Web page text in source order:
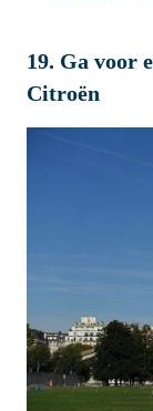
19. Ga voor
Citroën